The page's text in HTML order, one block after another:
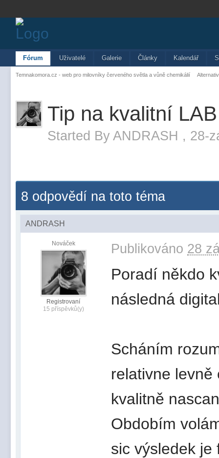
Fórum Uživatelé Galerie Články Kalendář
Temnakomora.cz - web pro milovníky červeného světla a vůně chemikálií
Tip na kvalitní LAB
Started ByANDRASH , 28-
8 odpovědí na toto téma
ANDRASH
Nováček
Registrovaní
15 příspěvků(y)
Publikováno 28
Poradí někdo
následná
Scháním
relativne levně
kvalitně
Obdobím
sic výsledek je